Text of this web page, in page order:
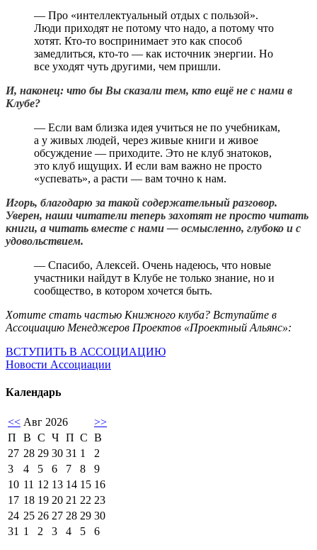
— Про «интеллектуальный отдых с пользой».
Люди приходят не потому что надо, а потому что
хотят. Кто-то воспринимает это как способ
замедлиться, кто-то — как источник энергии. Но
все уходят чуть другими, чем пришли.
И, наконец: что бы Вы сказали тем, кто ещё не с нами в
Клубе?
— Если вам близка идея учиться не по учебникам,
а у живых людей, через живые книги и живое
обсуждение — приходите. Это не клуб знатоков,
это клуб ищущих. И если вам важно не просто
«успевать», а расти — вам точно к нам.
Игорь, благодарю за такой содержательный разговор.
Уверен, наши читатели теперь захотят не просто читать
книги, а читать вместе с нами — осмысленно, глубоко и с
удовольствием.
— Спасибо, Алексей. Очень надеюсь, что новые
участники найдут в Клубе не только знание, но и
сообщество, в котором хочется быть.
Хотите стать частью Книжного клуба? Вступайте в
Ассоциацию Менеджеров Проектов «Проектный Альянс»:
ВСТУПИТЬ В АССОЦИАЦИЮ
Новости Ассоциации
Календарь
<< Авг 2026
>>
П
В С Ч П С В
27 28 29 30 31 1
2
3
4 5 6 7 8
9
10 11 12 13 14 15 16
17 18 19 20 21 22 23
24 25 26 27 28 29 30
31 1 2 3 4 5 6